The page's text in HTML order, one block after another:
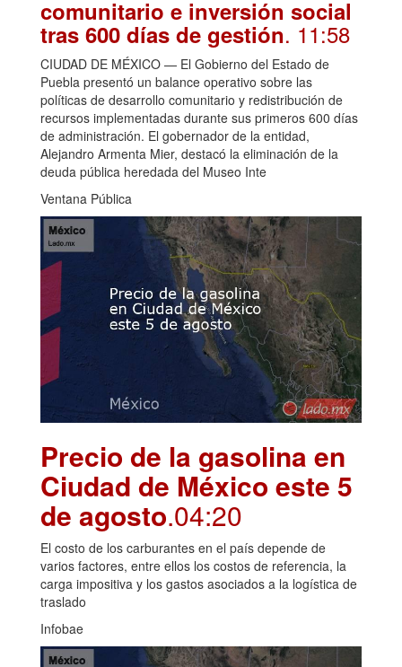
comunitario e inversión social
tras 600 días de gestión. 11:58
CIUDAD DE MÉXICO — El Gobierno del Estado de
Puebla presentó un balance operativo sobre las
políticas de desarrollo comunitario y redistribución de
recursos implementadas durante sus primeros 600 días
de administración. El gobernador de la entidad,
Alejandro Armenta Mier, destacó la eliminación de la
deuda pública heredada del Museo Inte
Ventana Pública
Precio de la gasolina en
Ciudad de México este 5
de agosto.04:20
El costo de los carburantes en el país depende de
varios factores, entre ellos los costos de referencia, la
carga impositiva y los gastos asociados a la logística de
traslado
Infobae